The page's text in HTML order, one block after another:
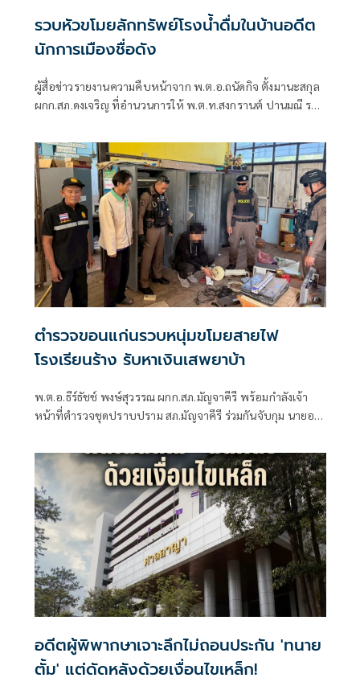
รวบหัวขโมยลักทรัพย์โรงน้ำดื่มในบ้านอดีต
นักการเมืองชื่อดัง
ผู้สื่อข่าวรายงานความคืบหน้าจาก พ.ต.อ.ถนัดกิจ ตั้งมานะสกุล
ผกก.สภ.ดงเจริญ ที่อำนวนการให้ พ.ต.ท.สงกรานต์ ปานมณี รอง
ตามจับคนร้ายจากกรณีที่เมื่อวันที่ 21 ก.ค 69 เวลา 07.40 น. ได้
รับแจ้งว่ามีเหตุลักทรัพย์ที่โรงผลิตน้ำดื่ม หมู่ที่ 6 ต.วังงิ้ว อ.ดง
เจริญ จ.พิจิตร ตำรวจจึงลงพื้นที่จุดเกิดเหตุซึ่งได้พบ น.ส.ธิติพร
(ขอสงวนนามสกุล)
ตำรวจขอนแก่นรวบหนุ่มขโมยสายไฟ
โรงเรียนร้าง รับหาเงินเสพยาบ้า
พ.ต.อ.ธีร์ธัชช์ พงษ์สุวรรณ ผกก.สภ.มัญจาคีรี พร้อมกำลังเจ้า
หน้าที่ตำรวจชุดปราบปราม สภ.มัญจาคีรี ร่วมกันจับกุม นายอภิ
อ.มัญจาคีรี จ.ขอนแก่น พร้อมของกลางในกระเป๋าสะพายข้างสี
กรมท่า คีมตัดสายไฟ จำนวน 2 ชิ้น ,กรรไกร จำนวน 1 ชิ้น ,มี
อดีตผู้พิพากษาเจาะลึกไม่ถอนประกัน 'ทนาย
ตั้ม' แต่ดัดหลังด้วยเงื่อนไขเหล็ก!